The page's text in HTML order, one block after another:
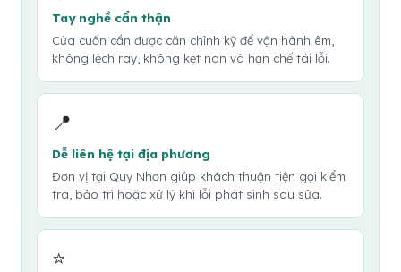
Tay nghề cẩn thận
Cửa cuốn cần được căn chỉnh kỹ để vận hành êm,
không lệch ray, không kẹt nan và hạn chế tái lỗi.
📍
Dễ liên hệ tại địa phương
Đơn vị tại Quy Nhơn giúp khách thuận tiện gọi kiểm
tra, bảo trì hoặc xử lý khi lỗi phát sinh sau sửa.
⭐